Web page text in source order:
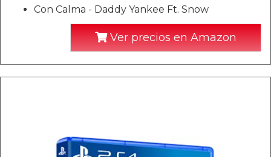
Con Calma - Daddy Yankee Ft. Snow
Ver precios en Amazon